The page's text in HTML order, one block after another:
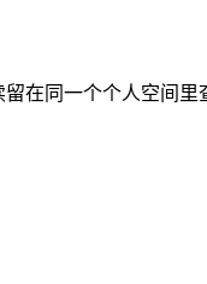
在同一个个人空间里